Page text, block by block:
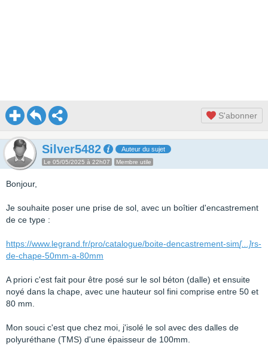
S'abonner
Silver5482 Auteur du sujet
Le 05/05/2025 à 22h07 Membre utile
Bonjour,
Je souhaite poser une prise de sol, avec un boîtier d'encastrement
de ce type :
https://www.legrand.fr/pro/catalogue/boite-dencastrement-sim[...]rs-
de-chape-50mm-a-80mm
A priori c'est fait pour être posé sur le sol béton (dalle) et ensuite
noyé dans la chape, avec une hauteur sol fini comprise entre 50 et
80 mm.
Mon souci c'est que chez moi, j'isolé le sol avec des dalles de
polyuréthane (TMS) d'une épaisseur de 100mm.